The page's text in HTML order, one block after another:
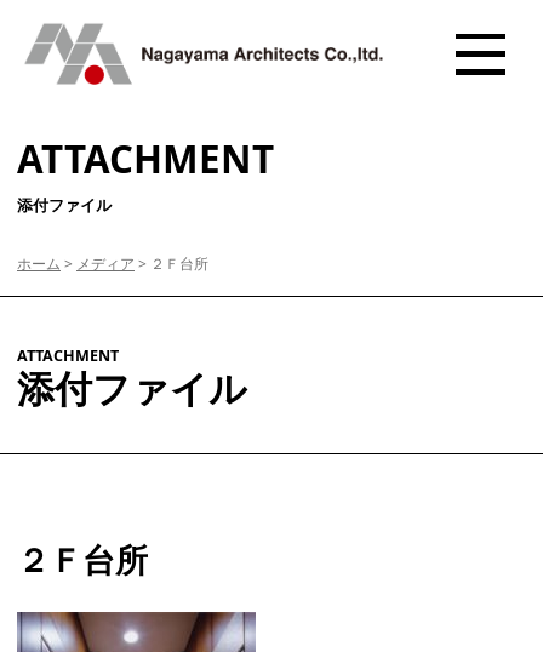
ATTACHMENT
添付ファイル
ホーム > メディア > ２Ｆ台所
ATTACHMENT
添付ファイル
２Ｆ台所